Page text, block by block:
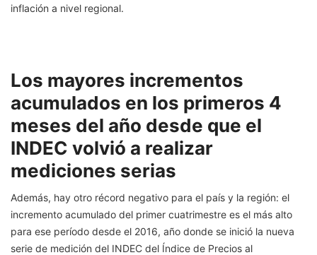
inflación a nivel regional.
Los mayores incrementos
acumulados en los primeros 4
meses del año desde que el
INDEC volvió a realizar
mediciones serias
Además, hay otro récord negativo para el país y la región: el
incremento acumulado del primer cuatrimestre es el más alto
para ese período desde el 2016, año donde se inició la nueva
serie de medición del INDEC del Índice de Precios al